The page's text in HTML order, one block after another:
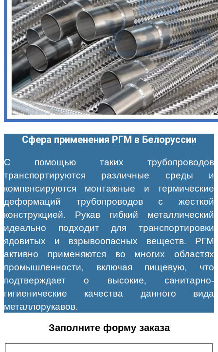
Сфера применения РГМ в Белоруссии
С помощью таких трубопроводов
транспортируются различные среды и
компенсируются монтажные и термические
деформаций трубопроводов с жесткой
конструкцией. Рукав гибкий металлический
идеально подходит для транспортировки
ядовитых и взрывоопасных веществ. РГМ
активно применяются во многих областях
промышленности, включая пищевую, что
подтверждает о высокие, санитарно-
гигиенические качества данного вида
металлорукавов.
Заполните форму заказа